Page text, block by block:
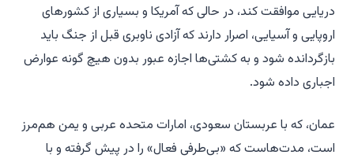
دریایی موافقت کند، در حالی که آمریکا و بسیاری از کشورهای
اروپایی و آسیایی، اصرار دارند که آزادی ناوبری قبل از جنگ باید
بازگردانده شود و به کشتی‌ها اجازه عبور بدون هیچ گونه عوارض
اجباری داده شود.
عمان، که با عربستان سعودی، امارات متحده عربی و یمن هم‌مرز
است، مدت‌هاست که «بی‌طرفی فعال» را در پیش گرفته و با